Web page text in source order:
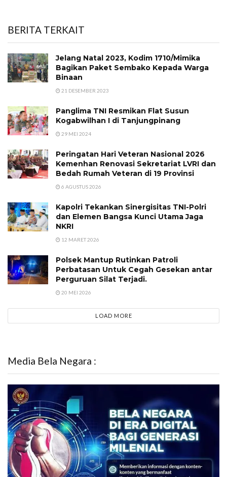
BERITA TERKAIT
Jelang Natal 2023, Kodim 1710/Mimika
Bagikan Paket Sembako Kepada Warga
Binaan
21 DESEMBER 2023
Panglima TNI Resmikan Flat Susun
Kogabwilhan I di Tanjungpinang
29 MEI 2024
Peringatan Hari Veteran Nasional 2026
Kemenhan Renovasi Sekretariat LVRI dan
Bedah Rumah Veteran di 19 Provinsi
6 AGUSTUS 2026
Kapolri Tekankan Sinergisitas TNI-Polri
dan Elemen Bangsa Kunci Utama Jaga
NKRI
12 MARET 2026
Polsek Mantup Rutinkan Patroli
Perbatasan Untuk Cegah Gesekan antar
Perguruan Silat Terjadi.
20 MEI 2026
LOAD MORE
Media Bela Negara :